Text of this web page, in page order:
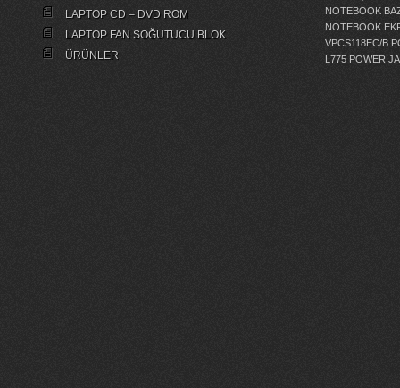
LAPTOP CD – DVD ROM
LAPTOP FAN SOĞUTUCU BLOK
ÜRÜNLER
NOTEBOOK
NOTEBOOK
VPCS118EC/B
L775 POWER